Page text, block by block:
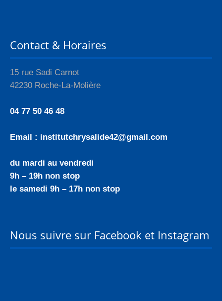
Contact & Horaires
15 rue Sadi Carnot
42230 Roche-La-Molière
04 77 50 46 48
Email : institutchrysalide42@gmail.com
du mardi au vendredi
9h – 19h non stop
le samedi 9h – 17h non stop
Nous suivre sur Facebook et Instagram